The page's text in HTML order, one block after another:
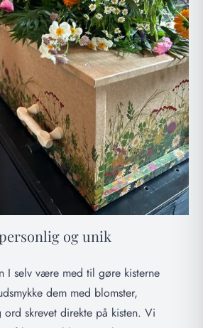
og unik
I selv være med til gøre kisterne
dem med blomster,
skrevet direkte på kisten. Vi